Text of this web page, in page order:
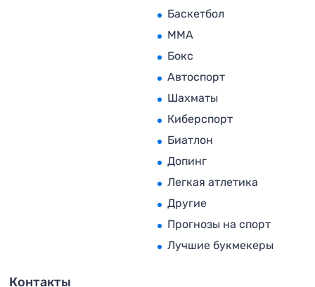
Баскетбол
MMA
Бокс
Автоспорт
Шахматы
Киберспорт
Биатлон
Допинг
Легкая атлетика
Другие
Прогнозы на спорт
Лучшие букмекеры
Контакты